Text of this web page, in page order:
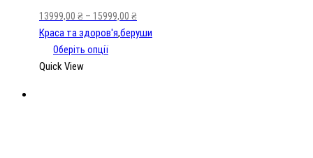
13999,00 ₴ – 15999,00 ₴
Краса та здоров'я,беруши
Оберіть опції
Quick View